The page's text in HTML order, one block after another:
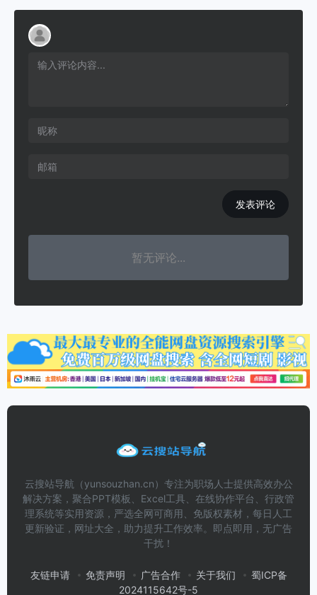
发表评论
暂无评论...
云搜站导航（yunsouzhan.cn）专注为职场人士提供高效办公
解决方案，聚合PPT模板、Excel工具、在线协作平台、行政管
理系统等实用资源，严选全网可商用、免版权素材，每日人工
更新验证，网址大全，助力提升工作效率。即点即用，无广告
干扰！
友链申请 免责声明 广告合作 关于我们
蜀ICP备
2024115642号-5